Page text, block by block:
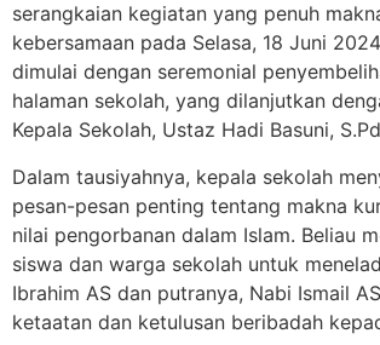
serangkaian kegiatan yang penuh
kebersamaan pada Selasa, 18 Juni
dimulai dengan seremonial
halaman sekolah, yang dilanjutkan
Kepala Sekolah, Ustaz Hadi Basuni,
Dalam tausiyahnya, kepala sekolah
pesan-pesan penting tentang makna
nilai pengorbanan dalam Islam. Beliau
siswa dan warga sekolah untuk
Ibrahim AS dan putranya, Nabi Ismail
ketaatan dan ketulusan beribadah